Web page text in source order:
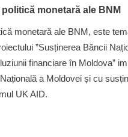
monetară ale BNM
monetară ale BNM, este
”Susținerea Băncii
financiare în Moldova”
a Moldovei și cu
UK AID.